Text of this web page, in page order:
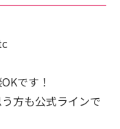
です！
方も公式ラインで